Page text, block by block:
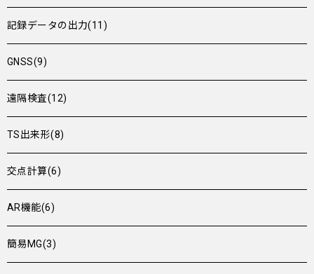
記録データの出力(11)
GNSS(9)
遠隔検査(12)
TS出来形(8)
交点計算(6)
AR機能(6)
簡易MG(3)